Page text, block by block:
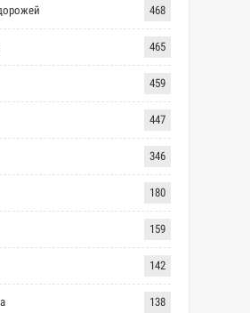
468
465
459
447
346
180
159
142
138